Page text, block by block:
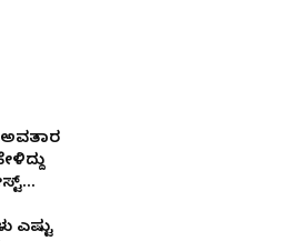
ಅವತಾರ
ಎಷ್ಟು